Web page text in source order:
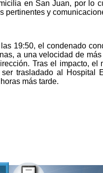
en San Juan, por lo
pertinentes y
19:50, el condenado
a una velocidad de
Tras el impacto,
trasladado al Hospital
más tarde.